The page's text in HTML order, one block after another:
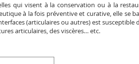
qui visent à la conservation ou à la
à la fois préventive et curative, elle se
(articulaires ou autres) est susceptible
articulaires, des viscères… etc.